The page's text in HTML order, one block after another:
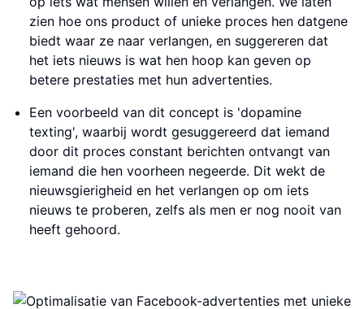
zien hoe ons product of unieke proces hen datgene
biedt waar ze naar verlangen, en suggereren dat
het iets nieuws is wat hen hoop kan geven op
betere prestaties met hun advertenties.
Een voorbeeld van dit concept is 'dopamine
texting', waarbij wordt gesuggereerd dat iemand
door dit proces constant berichten ontvangt van
iemand die hen voorheen negeerde. Dit wekt de
nieuwsgierigheid en het verlangen op om iets
nieuws te proberen, zelfs als men er nog nooit van
heeft gehoord.